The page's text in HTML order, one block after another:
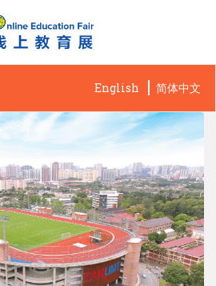
English 简体中文